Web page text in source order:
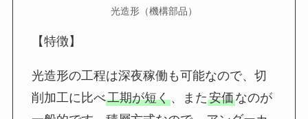
光造形（機構部品）
【特徴】
光造形の工程は深夜稼働も可能なので、切
削加工に比べ工期が短く、また安価なのが